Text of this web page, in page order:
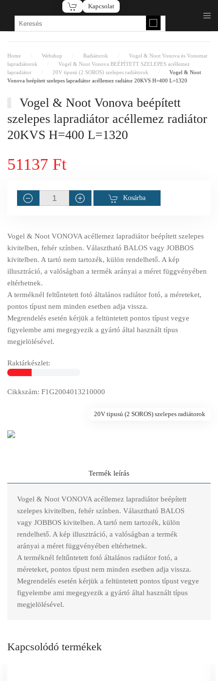
Fő tartalom átugrása
Kapcsolat
Home Webshop Radiátorok
Vogel & Noot Vonova és Vonomat
lapradiátorok
Vogel & Noot Vonova BEÉPÍTETT SZELEPES acéllemez
lapradiátor
20V tipusú (2 SOROS) szelepes radiátorok
Vogel & Noot
Vonova beépített szelepes lapradiátor acéllemez radiátor 20KVS H=400 L=1320
Vogel & Noot Vonova beépített
szelepes lapradiátor acéllemez radiátor
20KVS H=400 L=1320
51137 Ft
Kosárba
Vogel & Noot VONOVA acéllemez lapradiátor beépített szelepes
kivitelben, fehér színben. Választható BALOS vagy JOBBOS
kivitelben. A tartó nem tartozék, külön rendelhető. A kép
illusztráció, a valóságban a termék arányai a méret függvényében
eltérhetnek.
A terméknél feltűntetett fotó általános radiátor fotó, a méreteket,
pontos típust nem minden esetben adja vissza.
Megrendelés esetén kérjük a feltüntetett pontos típust vegye
figyelembe ami megegyezik a gyártó által használt típus
megjelölésével.
Raktárkészlet:
Cikkszám: F1G2004013210000
20V tipusú (2 SOROS) szelepes radiátorok
Termék leírás
Vogel & Noot VONOVA acéllemez lapradiátor beépített
szelepes kivitelben, fehér színben. Választható BALOS
vagy JOBBOS kivitelben. A tartó nem tartozék, külön
rendelhető. A kép illusztráció, a valóságban a termék
arányai a méret függvényében eltérhetnek.
A terméknél feltűntetett fotó általános radiátor fotó, a
méreteket, pontos típust nem minden esetben adja vissza.
Megrendelés esetén kérjük a feltüntetett pontos típust vegye
figyelembe ami megegyezik a gyártó által használt típus
megjelölésével.
Kapcsolódó termékek